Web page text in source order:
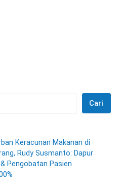
Cari
Keracunan Makanan di
Rudy Susmanto: Dapur
Pengobatan Pasien